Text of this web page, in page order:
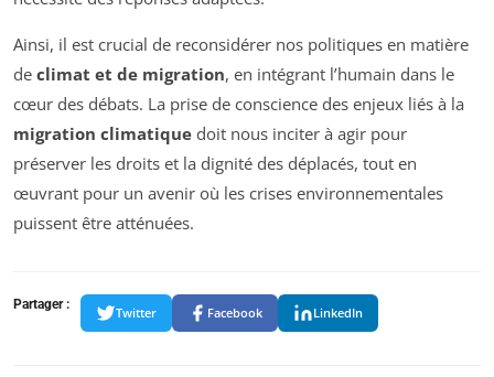
Ainsi, il est crucial de reconsidérer nos politiques en matière
de climat et de migration, en intégrant l’humain dans le
cœur des débats. La prise de conscience des enjeux liés à la
migration climatique doit nous inciter à agir pour
préserver les droits et la dignité des déplacés, tout en
œuvrant pour un avenir où les crises environnementales
puissent être atténuées.
Partager :
Twitter Facebook LinkedIn